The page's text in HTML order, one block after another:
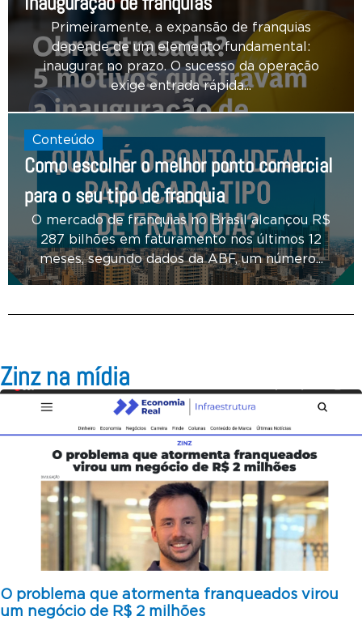
Primeiramente, a expansão de franquias
depende de um elemento fundamental:
inaugurar no prazo. O sucesso da operação
exige entrada rápida...
Conteúdo
Como escolher o melhor ponto comercial
para o seu tipo de franquia
O mercado de franquias no Brasil alcançou R$
287 bilhões em faturamento nos últimos 12
meses, segundo dados da ABF, um número...
Zinz na mídia
O problema que atormenta franqueados virou
um negócio de R$ 2 milhões